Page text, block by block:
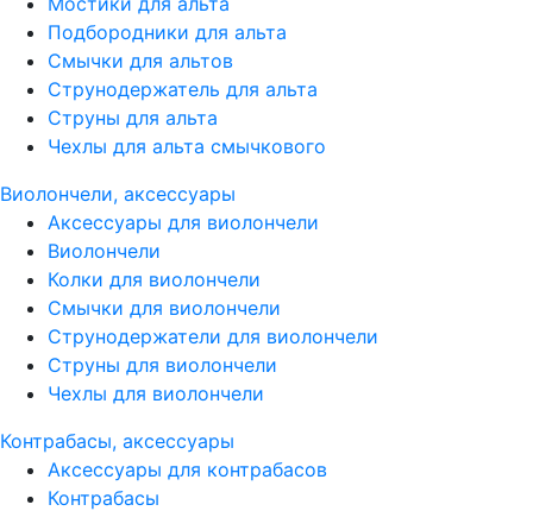
Подбородники для альта
Смычки для альтов
Струнодержатель для альта
Струны для альта
Чехлы для альта смычкового
Виолончели, аксессуары
Аксессуары для виолончели
Виолончели
Колки для виолончели
Смычки для виолончели
Струнодержатели для виолончели
Струны для виолончели
Чехлы для виолончели
Контрабасы, аксессуары
Аксессуары для контрабасов
Контрабасы